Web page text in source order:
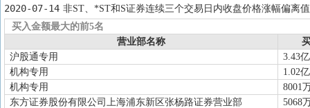
2020-07-14 非ST、*ST和S证券连续三个交易日内收盘价格涨幅偏离
买入金额最大的前5名
营业部名称
沪股通专用
3.43亿
机构专用
1.02亿
机构专用
8001
东方证券股份有限公司上海浦东新区张杨路证券营业部
5068